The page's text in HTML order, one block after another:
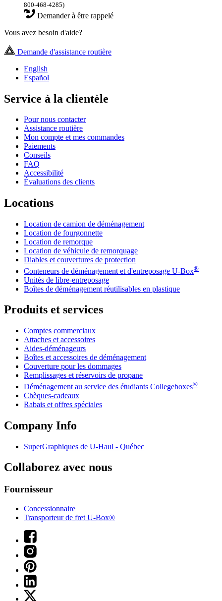
800-468-4285)
Demander à être rappelé
Vous avez besoin d'aide?
Demande d'assistance routière
English
Español
Service à la clientèle
Pour nous contacter
Assistance routière
Mon compte et mes commandes
Paiements
Conseils
FAQ
Accessibilité
Évaluations des clients
Locations
Location de camion de déménagement
Location de fourgonnette
Location de remorque
Location de véhicule de remorquage
Diables et couvertures de protection
Conteneurs de déménagement et d'entreposage U-Box®
Unités de libre-entreposage
Boîtes de déménagement réutilisables en plastique
Produits et services
Comptes commerciaux
Attaches et accessoires
Aides-déménageurs
Boîtes et accessoires de déménagement
Couverture pour les dommages
Remplissages et réservoirs de propane
Déménagement au service des étudiants Collegeboxes®
Chèques-cadeaux
Rabais et offres spéciales
Company Info
SuperGraphiques de U-Haul - Québec
Collaborez avec nous
Fournisseur
Concessionnaire
Transporteur de fret U-Box®